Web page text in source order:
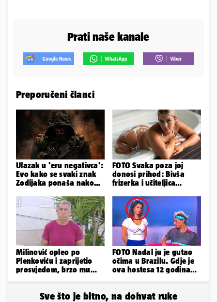
Prati naše kanale
Preporučeni članci
Ulazak u 'eru negativca':
Evo kako se svaki znak
Zodijaka ponaša nakon
FOTO Svaka poza joj
donosi prihod: Bivša
frizerka i učiteljica
Instagram
Milinović opleo po
Plenkoviću i zaprijetio
prosvjedom, brzo mu
FOTO Nadal ju je gutao
očima u Brazilu. Gdje je
ova hostesa 12 godina
Sve što je bitno, na dohvat ruke